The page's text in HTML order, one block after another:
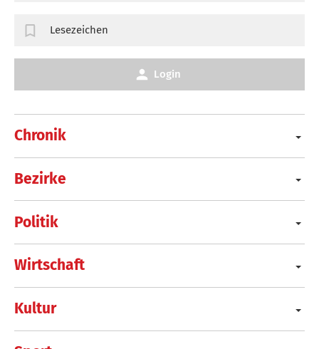
Chronik
Bezirke
Politik
Wirtschaft
Kultur
Lesezeichen
Login